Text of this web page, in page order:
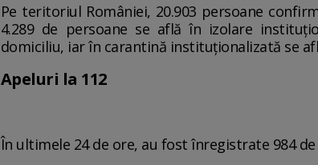
Pe teritoriul României, 20.903 persoane
4.289 de persoane se află în izolare
domiciliu, iar în carantină instituționalizată se
Apeluri la 112
În ultimele 24 de ore, au fost înregistrate 984